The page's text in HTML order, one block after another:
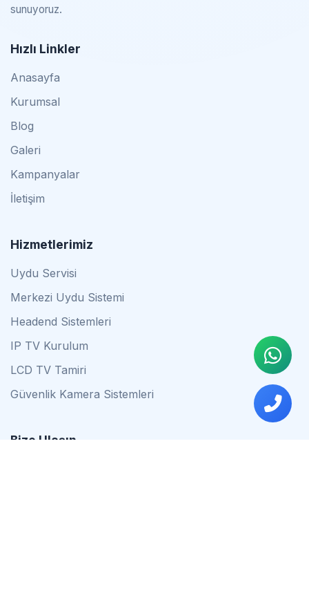
sunuyoruz.
Hızlı Linkler
Anasayfa
Kurumsal
Blog
Galeri
Kampanyalar
İletişim
Hizmetlerimiz
Uydu Servisi
Merkezi Uydu Sistemi
Headend Sistemleri
IP TV Kurulum
LCD TV Tamiri
Güvenlik Kamera Sistemleri
Bize Ulaşın